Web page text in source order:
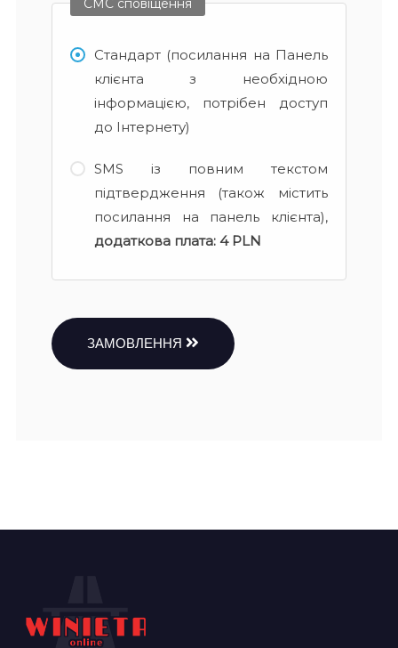
СМС сповіщення
Стандарт (посилання на Панель
клієнта з необхідною
інформацією, потрібен доступ
до Інтернету)
SMS із повним текстом
підтвердження (також містить
посилання на панель клієнта),
додаткова плата: 4 PLN
ЗАМОВЛЕННЯ